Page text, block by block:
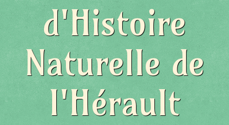
d'Histoire
Naturelle de
l'Hérault